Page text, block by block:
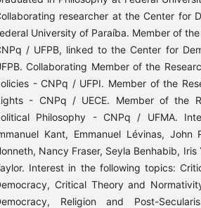
researcher at the Center for
University of Paraíba. Member of
/ UFPB, linked to the Center for
Collaborating Member of the
- CNPq / UFPI. Member of the
- CNPq / UECE. Member of the
Philosophy - CNPq / UFMA.
Kant, Emmanuel Lévinas, John
Nancy Fraser, Seyla Benhabib, Iris
Interest in the following topics:
Critical Theory and
Religion and Post-